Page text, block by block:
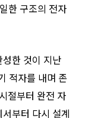
한 구조의 전자
한 것이 지난
적자를 내며 존
절부터 완전 자
부터 다시 설계